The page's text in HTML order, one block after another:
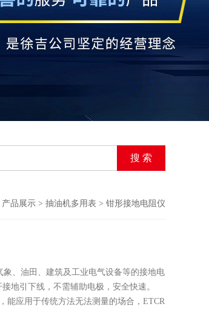
产品展示 > 抽油机多用表 > 钳形接地电阻仪
、油田、建筑及工业电气设备等的接地电
地引下线，不需辅助电极，安全快速。
能应用于传统方法无法测量的场合，ETCR